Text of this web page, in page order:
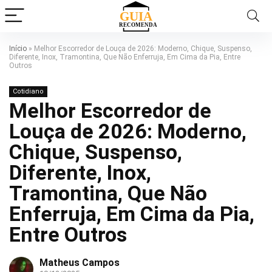
Início » Melhor Escorredor de Louça de 2026: Moderno, Chique, Suspenso,
Diferente, Inox, Tramontina, Que Não Enferruja, Em Cima da Pia, Entre
Outros
Cotidiano
Melhor Escorredor de
Louça de 2026: Moderno,
Chique, Suspenso,
Diferente, Inox,
Tramontina, Que Não
Enferruja, Em Cima da Pia,
Entre Outros
Matheus Campos